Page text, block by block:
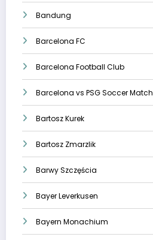
Bandung
Barcelona FC
Barcelona Football Club
Barcelona vs PSG Soccer Match
Bartosz Kurek
Bartosz Zmarzlik
Barwy Szczęścia
Bayer Leverkusen
Bayern Monachium